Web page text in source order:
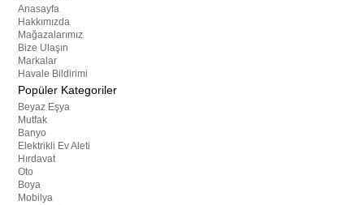
Anasayfa
Hakkımızda
Mağazalarımız
Bize Ulaşın
Markalar
Havale Bildirimi
Popüler Kategoriler
Beyaz Eşya
Mutfak
Banyo
Elektrikli Ev Aleti
Hırdavat
Oto
Boya
Mobilya